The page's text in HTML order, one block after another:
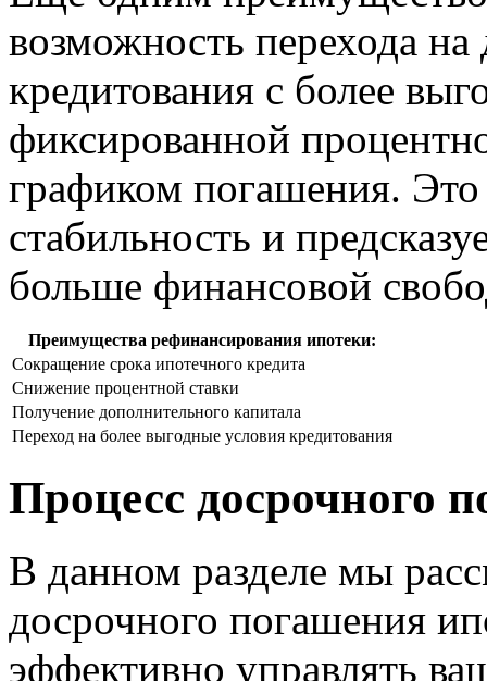
возможность перехода
кредитования с более
фиксированной
графиком погашения.
стабильность и
больше финансовой
Преимущества рефинансирования ипотеки:
Сокращение срока ипотечного кредита
Снижение процентной ставки
Получение дополнительного капитала
Переход на более выгодные условия кредитования
Процесс досрочного
В данном разделе мы
досрочного погашения
эффективно управлять